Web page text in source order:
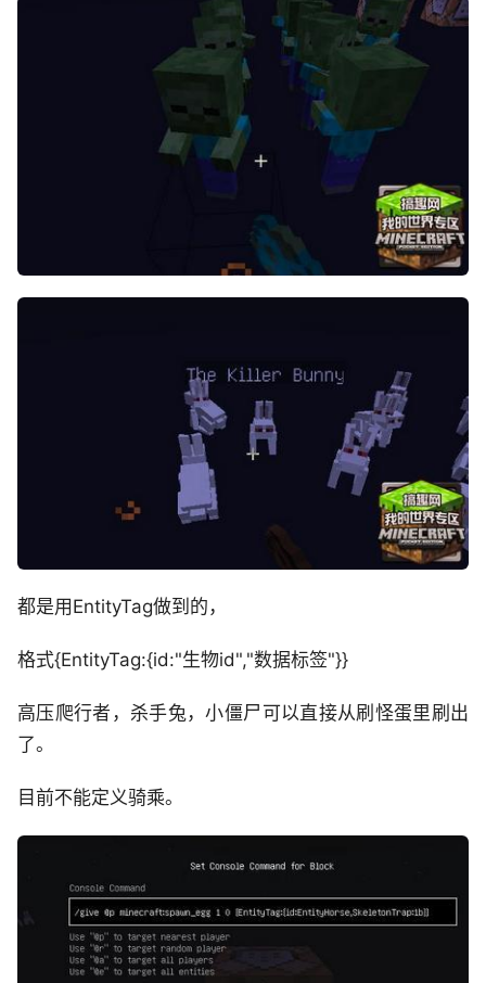
都是用EntityTag做到的，
格式{EntityTag:{id:"生物id","数据标签"}}
高压爬行者，杀手兔，小僵尸可以直接从刷怪蛋里刷出
了。
目前不能定义骑乘。